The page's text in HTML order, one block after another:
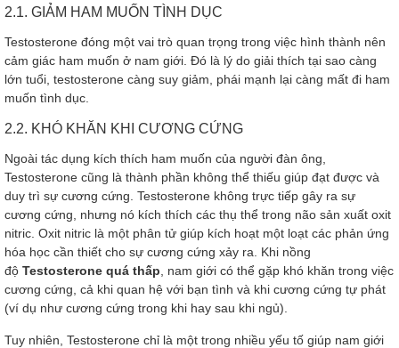
2.1. GIẢM HAM MUỐN TÌNH DỤC
Testosterone đóng một vai trò quan trọng trong việc hình thành nên
cảm giác ham muốn ở nam giới. Đó là lý do giải thích tại sao càng
lớn tuổi, testosterone càng suy giảm, phái mạnh lại càng mất đi ham
muốn tình dục.
2.2. KHÓ KHĂN KHI CƯƠNG CỨNG
Ngoài tác dụng kích thích ham muốn của người đàn ông,
Testosterone cũng là thành phần không thể thiếu giúp đạt được và
duy trì sự cương cứng. Testosterone không trực tiếp gây ra sự
cương cứng, nhưng nó kích thích các thụ thể trong não sản xuất oxit
nitric. Oxit nitric là một phân tử giúp kích hoạt một loạt các phản ứng
hóa học cần thiết cho sự cương cứng xảy ra. Khi nồng
độ Testosterone quá thấp , nam giới có thể gặp khó khăn trong việc
cương cứng, cả khi quan hệ với bạn tình và khi cương cứng tự phát
(ví dụ như cương cứng trong khi hay sau khi ngủ).
Tuy nhiên, Testosterone chỉ là một trong nhiều yếu tố giúp nam giới